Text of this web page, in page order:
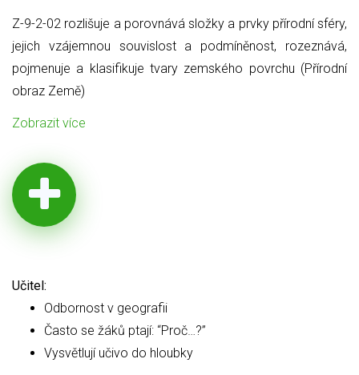
Z-9-2-02 rozlišuje a porovnává složky a prvky přírodní sféry,
jejich vzájemnou souvislost a podmíněnost, rozeznává,
pojmenuje a klasifikuje tvary zemského povrchu (Přírodní
obraz Země)
Zobrazit více
Učitel:
Odbornost v geografii
Často se žáků ptají: “Proč…?”
Vysvětlují učivo do hloubky